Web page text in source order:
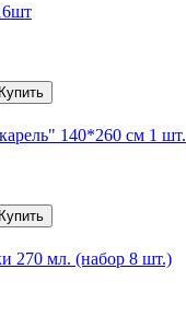
Купить
140*260 см 1 шт.
Купить
270 мл. (набор 8 шт.)